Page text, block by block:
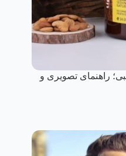
راهنمای تصویری و